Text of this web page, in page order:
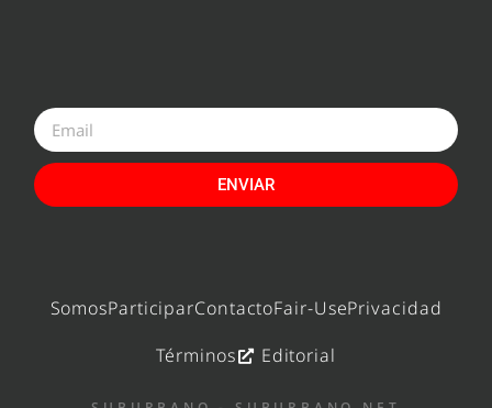
ENVIAR
SomosParticiparContactoFair-UsePrivacidad
Términos
Editorial